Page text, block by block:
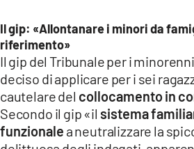
Il gip: «Allontanare i minori da
riferimento»
Il gip del Tribunale per i
deciso di applicare per i sei
cautelare del collocamento in
Secondo il gip «il sistema
funzionale a neutralizzare la